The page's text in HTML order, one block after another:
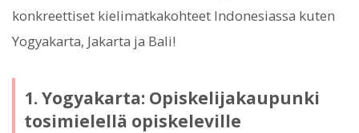
konkreettiset kielimatkakohteet Indonesiassa kuten
Yogyakarta, Jakarta ja Bali!
1. Yogyakarta: Opiskelijakaupunki
tosimielellä opiskeleville